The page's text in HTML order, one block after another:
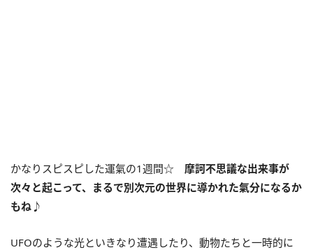
かなりスピスピした運氣の1週間☆ 摩訶不思議な出来事が
次々と起こって、まるで別次元の世界に導かれた氣分になるか
もね♪
UFOのような光といきなり遭遇したり、動物たちと一時的に